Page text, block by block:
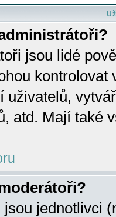
jsou lidé
kontrolovat
uživatelů,
atd. Mají také
jsou jednotlivci